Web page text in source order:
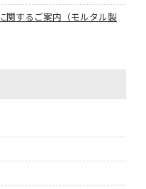
関するご案内（モルタル製